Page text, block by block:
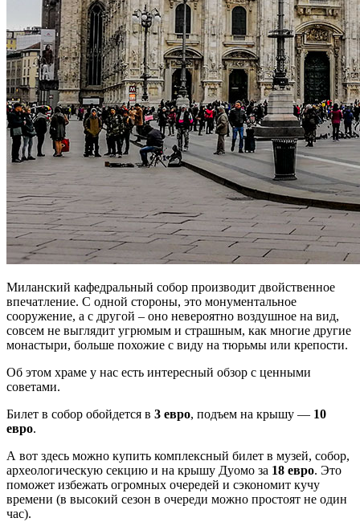
Миланский кафедральный собор производит двойственное
впечатление. С одной стороны, это монументальное
сооружение, а с другой – оно невероятно воздушное на вид,
совсем не выглядит угрюмым и страшным, как многие другие
монастыри, больше похожие с виду на тюрьмы или крепости.
Об этом храме у нас есть интересный обзор с ценными
советами.
Билет в собор обойдется в 3 евро, подъем на крышу — 10
евро.
А вот здесь можно купить комплексный билет в музей, собор,
археологическую секцию и на крышу Дуомо за 18 евро. Это
поможет избежать огромных очередей и сэкономит кучу
времени (в высокий сезон в очереди можно простоят не один
час).